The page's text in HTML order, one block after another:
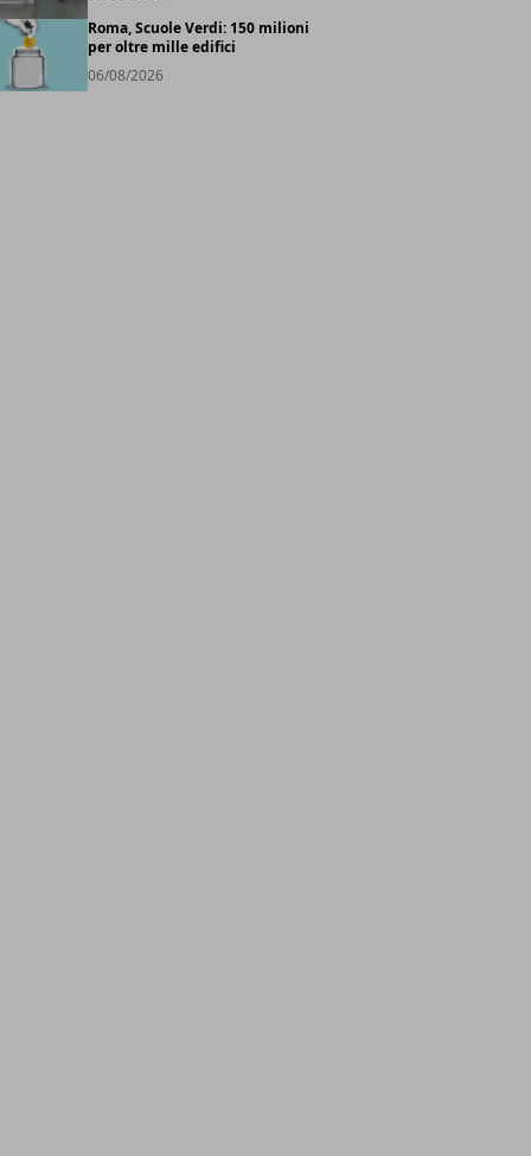
Roma, Scuole Verdi: 150 milioni
per oltre mille edifici
06/08/2026